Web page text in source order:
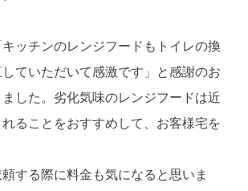
ッチンのレンジフードもトイレの換
ていただいて感激です」と感謝のお
した。劣化気味のレンジフードは近
ることをおすすめして、お客様宅を
する際に料金も気になると思いま